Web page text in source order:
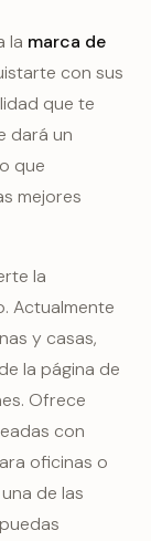
la marca de
con sus
que te
dará un
que
mejores
la
Actualmente
y casas,
la página de
Ofrece
con
oficinas o
de las